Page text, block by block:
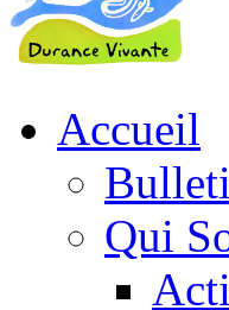
Accueil
Qui